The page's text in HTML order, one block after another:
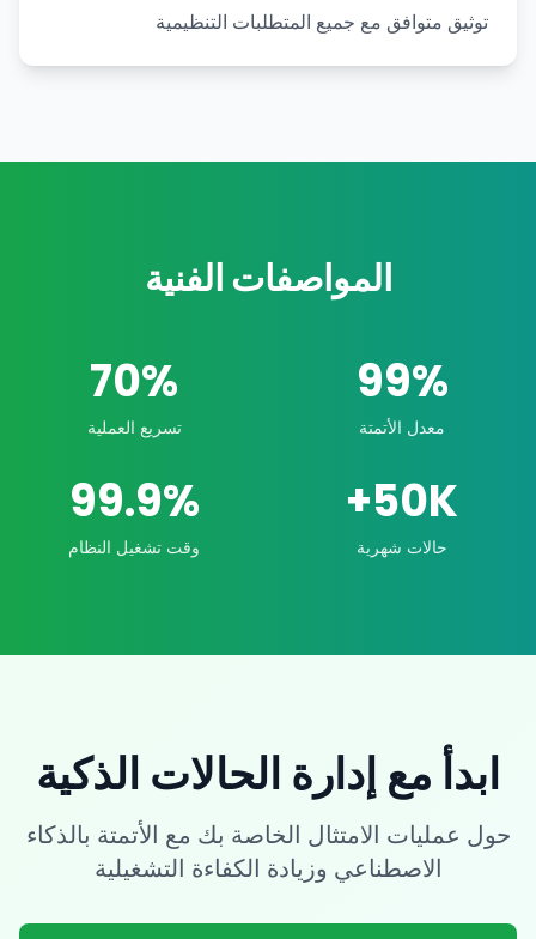
توثيق متوافق مع جميع المتطلبات التنظيمية
المواصفات الفنية
99%
معدل الأتمتة
70%
تسريع العملية
50K+
حالات شهرية
99.9%
وقت تشغيل النظام
ابدأ مع إدارة الحالات الذكية
حول عمليات الامتثال الخاصة بك مع الأتمتة بالذكاء
الاصطناعي وزيادة الكفاءة التشغيلية